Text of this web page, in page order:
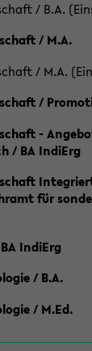
/ B.A.
/ M.A.
/ M.A.
/
-
/ BA IndiErg
für
IndiErg
/ B.A.
/ M.Ed.